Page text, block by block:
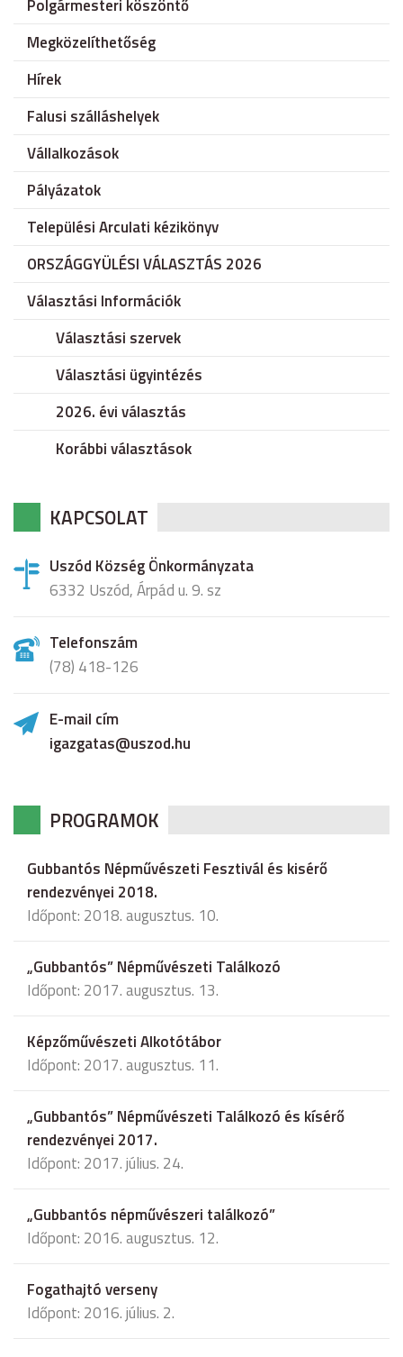
Polgármesteri köszöntő
Megközelíthetőség
Hírek
Falusi szálláshelyek
Vállalkozások
Pályázatok
Települési Arculati kézikönyv
ORSZÁGGYÜLÉSI VÁLASZTÁS 2026
Választási Információk
Választási szervek
Választási ügyintézés
2026. évi választás
Korábbi választások
KAPCSOLAT
Uszód Község Önkormányzata
6332 Uszód, Árpád u. 9. sz
Telefonszám
(78) 418-126
E-mail cím
igazgatas@uszod.hu
PROGRAMOK
Gubbantós Népművészeti Fesztivál és kisérő
rendezvényei 2018.
Időpont: 2018. augusztus. 10.
„Gubbantós” Népművészeti Találkozó
Időpont: 2017. augusztus. 13.
Képzőművészeti Alkotótábor
Időpont: 2017. augusztus. 11.
„Gubbantós” Népművészeti Találkozó és kísérő
rendezvényei 2017.
Időpont: 2017. július. 24.
„Gubbantós népművészeri találkozó”
Időpont: 2016. augusztus. 12.
Fogathajtó verseny
Időpont: 2016. július. 2.